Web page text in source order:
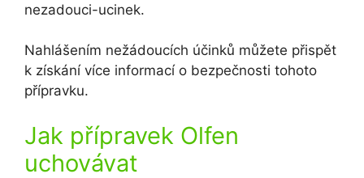
nezadouci-ucinek.
Nahlášením nežádoucích účinků můžete přispět
k získání více informací o bezpečnosti tohoto
přípravku.
Jak přípravek Olfen
uchovávat